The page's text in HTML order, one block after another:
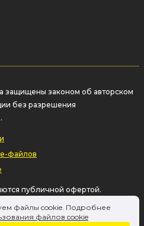
законом об авторском
без разрешения
файлов
публичной офертой.
рекламный характер и
делать оферты на основании п.1
файлы cookie. Подробнее
файлов cookie